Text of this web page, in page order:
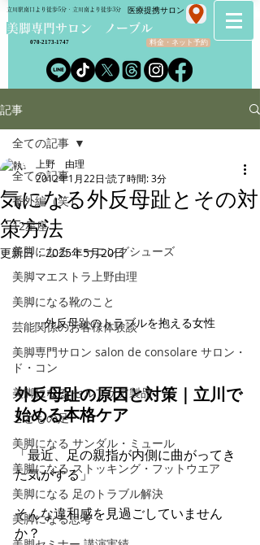
​美脚専門サロン ノーブル
立川駅南口より徒歩5分・立川南より徒歩3分
料金・ネット予約
070-2173-1747
​医療提携サロン
記事
全ての記事
番外編（笑）
12星座
美脚になる トーニングシューズ
美脚マエストラ上野由理
美脚になる靴のこと
芸能関係のお客様体験談
美脚専門サロン salon de consolare サロン・
ド・コン
美脚になる セルフケア製品
こどもの足
美脚になる サンダル・ミュール
美脚になる ストッキング・フットウエア
美脚になる 足のトラブル解決
美脚になる思考
全ての記事
気になる外反母趾とその対
策方法
上野 由理
2012年1月22日 読了時間: 3分
更新日：2025年5月20日
外反母趾のトラブルを抱える女性
外反母趾の原因と対策｜立川で
始める本格ケア
「最近、足の親指が内側に曲がってき
た気がする」
そんな違和感を見過ごしていません
か？